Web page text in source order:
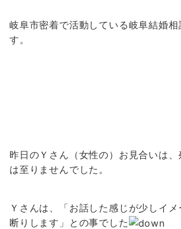
岐阜市密着で活動している岐阜結婚
す。
昨日のＹさん（女性の）お見合いは
は至りませんでした。
Ｙさんは、「お話した感じが少しイ
断りします」との事でした